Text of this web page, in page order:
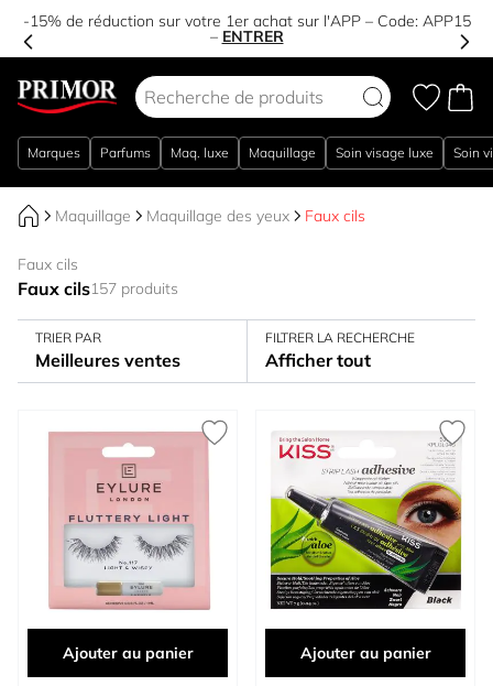
-15% de réduction sur votre 1er achat sur l'APP – Code: APP15
– ENTRER
Marques Parfums Maq. luxe Maquillage Soin visage luxe Soin
Maquillage Maquillage des yeux Faux cils
Faux cils
Faux cils157 produits
TRIER PAR
Meilleures ventes
FILTRER LA RECHERCHE
Afficher tout
Ajouter au panier Ajouter au panier